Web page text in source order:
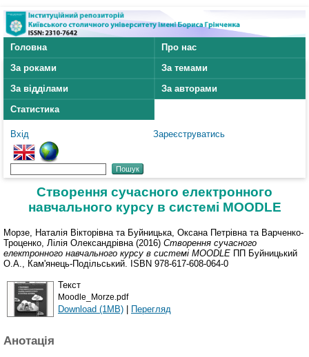
Головна
Про нас
За роками
За темами
За відділами
За авторами
Статистика
Вхід Зареєструватись
Створення сучасного електронного
навчального курсу в системі MOODLE
Морзе, Наталія Вікторівна та Буйницька, Оксана Петрівна та Варченко-
Троценко, Лілія Олександрівна (2016) Створення сучасного
електронного навчального курсу в системі MOODLE ПП Буйницький
О.А., Кам'янець-Подільський. ISBN 978-617-608-064-0
Текст
Moodle_Morze.pdf
Download (1MB) | Перегляд
Анотація